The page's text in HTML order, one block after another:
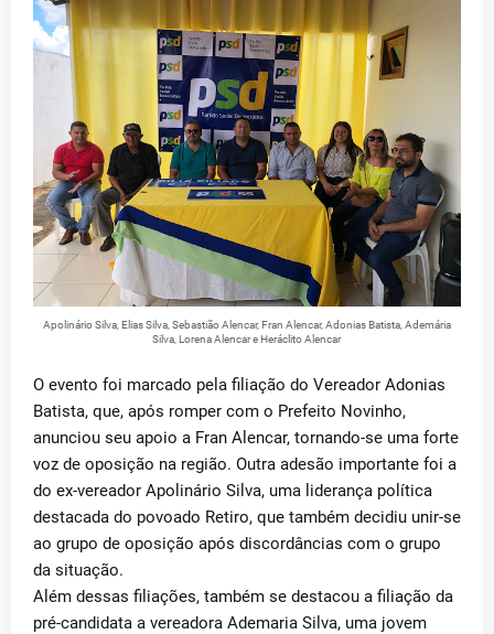
Apolinário Silva, Elias Silva, Sebastião Alencar, Fran Alencar, Adonias Batista, Ademária
Silva, Lorena Alencar e Heráclito Alencar
O evento foi marcado pela filiação do Vereador Adonias
Batista, que, após romper com o Prefeito Novinho,
anunciou seu apoio a Fran Alencar, tornando-se uma forte
voz de oposição na região. Outra adesão importante foi a
do ex-vereador Apolinário Silva, uma liderança política
destacada do povoado Retiro, que também decidiu unir-se
ao grupo de oposição após discordâncias com o grupo
da situação.
Além dessas filiações, também se destacou a filiação da
pré-candidata a vereadora Ademaria Silva, uma jovem